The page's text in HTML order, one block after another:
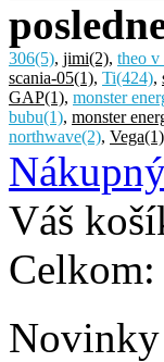
306(5), jimi(2), theo v
scania-05(1), Ti(424),
GAP(1), monster
bubu(1), monster
northwave(2), Vega(1)
Váš
Celkom:
Novinky